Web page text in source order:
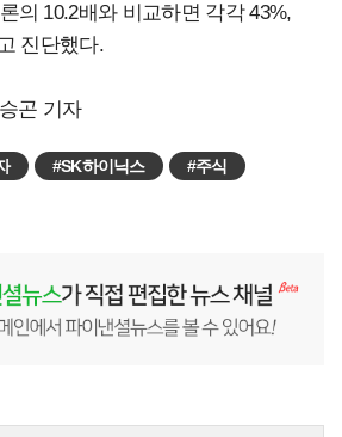
의 10.2배와 비교하면 각각 43%,
진단했다.
곤 기자
#SK하이닉스
#주식